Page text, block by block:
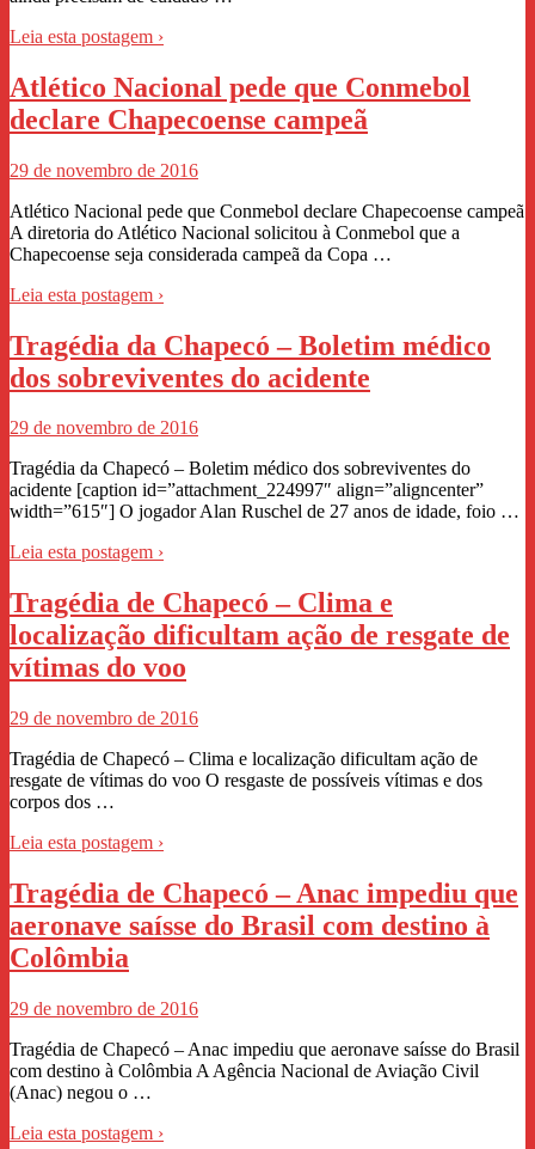
Leia esta postagem ›
Atlético Nacional pede que Conmebol
declare Chapecoense campeã
29 de novembro de 2016
Atlético Nacional pede que Conmebol declare Chapecoense campeã
A diretoria do Atlético Nacional solicitou à Conmebol que a
Chapecoense seja considerada campeã da Copa …
Leia esta postagem ›
Tragédia da Chapecó – Boletim médico
dos sobreviventes do acidente
29 de novembro de 2016
Tragédia da Chapecó – Boletim médico dos sobreviventes do
acidente [caption id=”attachment_224997″ align=”aligncenter”
width=”615″] O jogador Alan Ruschel de 27 anos de idade, foio …
Leia esta postagem ›
Tragédia de Chapecó – Clima e
localização dificultam ação de resgate de
vítimas do voo
29 de novembro de 2016
Tragédia de Chapecó – Clima e localização dificultam ação de
resgate de vítimas do voo O resgaste de possíveis vítimas e dos
corpos dos …
Leia esta postagem ›
Tragédia de Chapecó – Anac impediu que
aeronave saísse do Brasil com destino à
Colômbia
29 de novembro de 2016
Tragédia de Chapecó – Anac impediu que aeronave saísse do Brasil
com destino à Colômbia A Agência Nacional de Aviação Civil
(Anac) negou o …
Leia esta postagem ›